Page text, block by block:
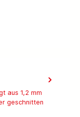
aus 1,2 mm
geschnitten